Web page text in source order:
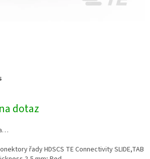
dotaz
řady HDSCS TE Connectivity SLIDE,TAB